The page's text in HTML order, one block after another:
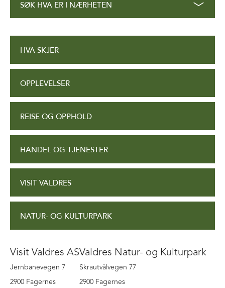
SØK HVA ER I NÆRHETEN
HVA SKJER
OPPLEVELSER
REISE OG OPPHOLD
HANDEL OG TJENESTER
VISIT VALDRES
NATUR- OG KULTURPARK
Visit Valdres AS
Jernbanevegen 7
2900 Fagernes
Valdres Natur- og Kulturpark
Skrautvålvegen 77
2900 Fagernes